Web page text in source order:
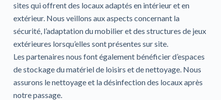
e
n
u
sites qui offrent des locaux adaptés en intérieur et en
extérieur. Nous veillons aux aspects concernant la
sécurité, l’adaptation du mobilier et des structures de jeux
extérieures lorsqu’elles sont présentes sur site.
Les partenaires nous font également bénéficier d’espaces
de stockage du matériel de loisirs et de nettoyage. Nous
assurons le nettoyage et la désinfection des locaux après
notre passage.